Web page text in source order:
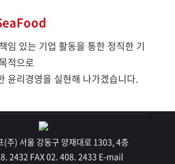
임 있는 기업 활동을 통한 정직한 기
적으로
윤리경영을 실현해 나가겠습니다.
(주) 서울 강동구 양재대로 1303, 4층
2432 FAX 02. 408. 2433 E-mail